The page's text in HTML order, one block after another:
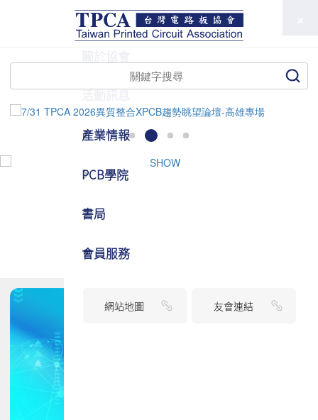
TPCA
活動訊息
產業情報
PCB學院
書局
會員服務
網站地圖 友會連結